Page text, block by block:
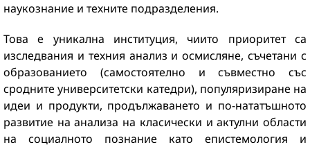
наукознание и техните подразделения.
Това е уникална институция, чиито приоритет са
изследвания и тeхния анализ и осмисляне, съчетани с
образованието (самостоятелно и съвместно със
сродните университетски катедри), популяризиране на
идеи и продукти, продължаването и по-нататъшното
развитие на анализа на класически и актулни области
на социалното познание като епистемология и